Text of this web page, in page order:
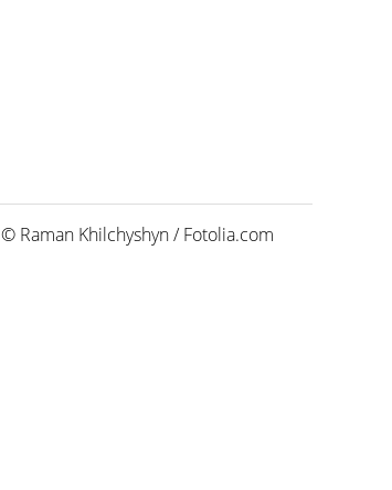
© Raman Khilchyshyn / Fotolia.com